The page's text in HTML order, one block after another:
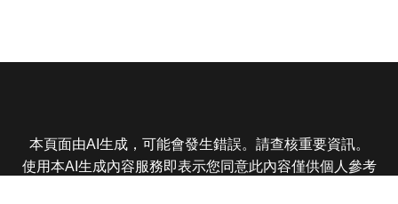
本頁面由AI生成，可能會發生錯誤。請查核重要資訊。
使用本AI生成內容服務即表示您同意此內容僅供個人參考